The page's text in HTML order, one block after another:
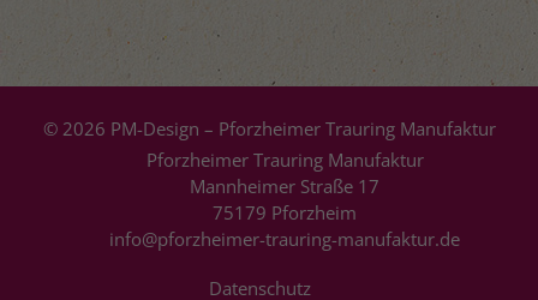
© 2026 PM-Design – Pforzheimer Trauring Manufaktur
Pforzheimer Trauring Manufaktur
Mannheimer Straße 17
75179 Pforzheim
info@pforzheimer-trauring-manufaktur.de
Datenschutz